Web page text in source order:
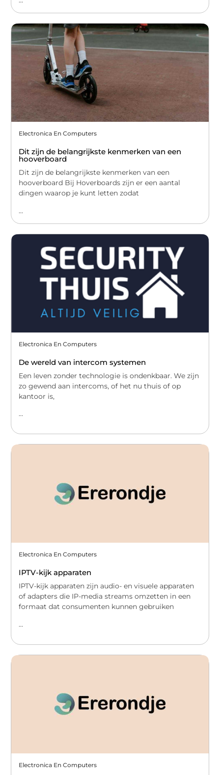
Electronica En Computers
Dit zijn de belangrijkste kenmerken van een
hooverboard
Dit zijn de belangrijkste kenmerken van een
hooverboard Bij Hoverboards zijn er een aantal
dingen waarop je kunt letten zodat
...
Electronica En Computers
De wereld van intercom systemen
Een leven zonder technologie is ondenkbaar. We zijn
zo gewend aan intercoms, of het nu thuis of op
kantoor is,
...
Electronica En Computers
IPTV-kijk apparaten
IPTV-kijk apparaten zijn audio- en visuele apparaten
of adapters die IP-media streams omzetten in een
formaat dat consumenten kunnen gebruiken
...
Electronica En Computers